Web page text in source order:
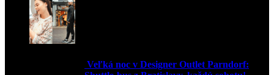
Veľká noc v Designer Outlet Parndorf: